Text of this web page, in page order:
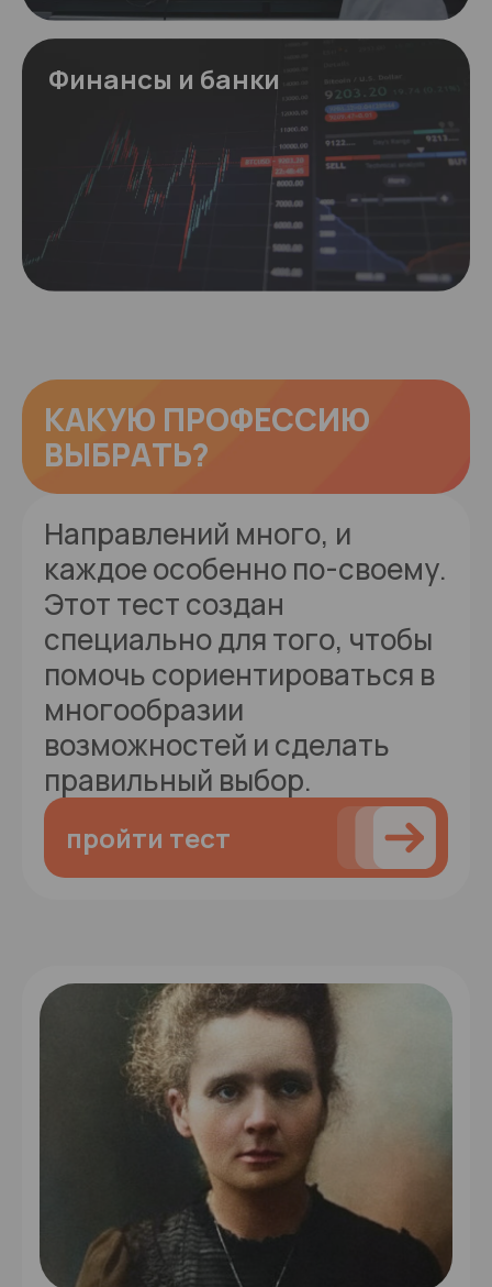
Финансы и банки
КАКУЮ ПРОФЕССИЮ
ВЫБРАТЬ?
Направлений много, и
каждое особенно по-своему.
Этот тест создан
специально для того, чтобы
помочь сориентироваться в
многообразии
возможностей и сделать
правильный выбор.
пройти тест